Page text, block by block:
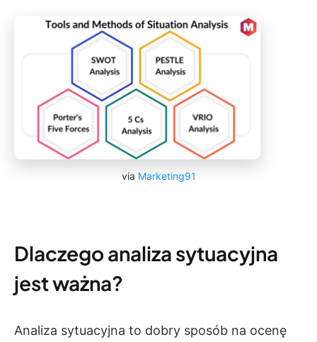
via Marketing91
Dlaczego analiza sytuacyjna
jest ważna?
Analiza sytuacyjna to dobry sposób na ocenę